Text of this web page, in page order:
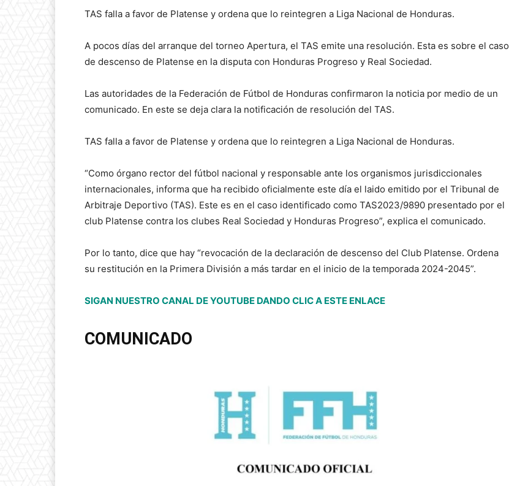
TAS falla a favor de Platense y ordena que lo reintegren a Liga Nacional de Honduras.
A pocos días del arranque del torneo Apertura, el TAS emite una resolución. Esta es sobre el caso
de descenso de Platense en la disputa con Honduras Progreso y Real Sociedad.
Las autoridades de la Federación de Fútbol de Honduras confirmaron la noticia por medio de un
comunicado. En este se deja clara la notificación de resolución del TAS.
TAS falla a favor de Platense y ordena que lo reintegren a Liga Nacional de Honduras.
“Como órgano rector del fútbol nacional y responsable ante los organismos jurisdiccionales
internacionales, informa que ha recibido oficialmente este día el laido emitido por el Tribunal de
Arbitraje Deportivo (TAS). Este es en el caso identificado como TAS2023/9890 presentado por el
club Platense contra los clubes Real Sociedad y Honduras Progreso”, explica el comunicado.
Por lo tanto, dice que hay “revocación de la declaración de descenso del Club Platense. Ordena
su restitución en la Primera División a más tardar en el inicio de la temporada 2024-2045”.
SIGAN NUESTRO CANAL DE YOUTUBE DANDO CLIC A ESTE ENLACE
COMUNICADO